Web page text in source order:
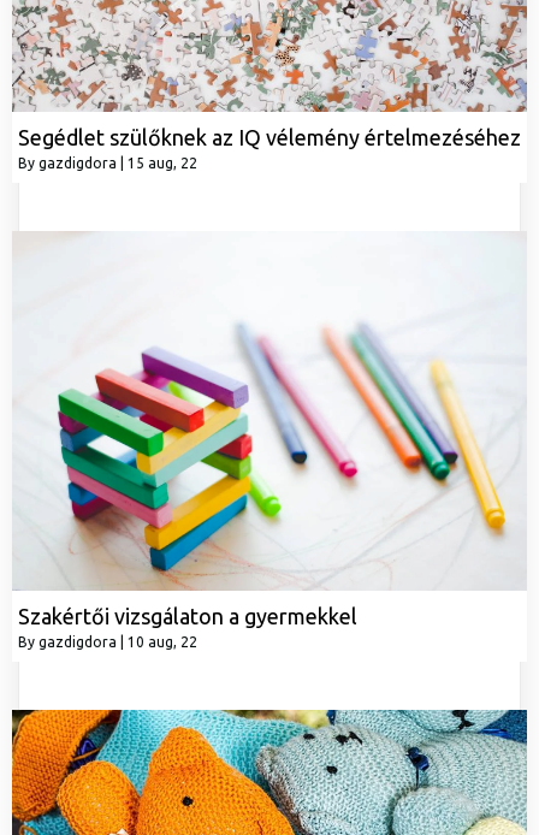
Segédlet szülőknek az IQ vélemény értelmezéséhez
By gazdigdora 15 aug, 22
Szakértői vizsgálaton a gyermekkel
By gazdigdora 10 aug, 22